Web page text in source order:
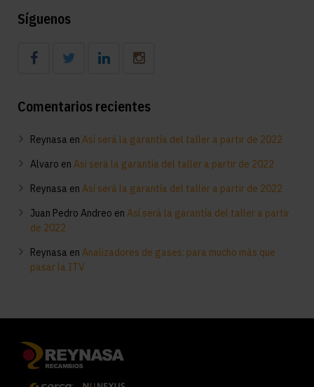
Síguenos
Comentarios recientes
Reynasa en Así será la garantía del taller a partir de 2022
Alvaro en Así será la garantía del taller a partir de 2022
Reynasa en Así será la garantía del taller a partir de 2022
Juan Pedro Andreo en Así será la garantía del taller a partir
de 2022
Reynasa en Analizadores de gases: para mucho más que
pasar la ITV